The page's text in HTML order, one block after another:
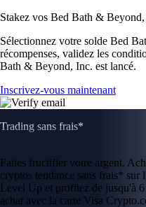
Stakez vos Bed Bath &
Sélectionnez votre solde Bed
récompenses, validez les
Bath & Beyond, Inc. est lancé.
Inscrivez-vous maintenant
Trading sans frais*
Faites fructifier votre argent.
cryptos tendance sans frais*
Level Up et profitez de jusqu'à
achat avec la carte Visa